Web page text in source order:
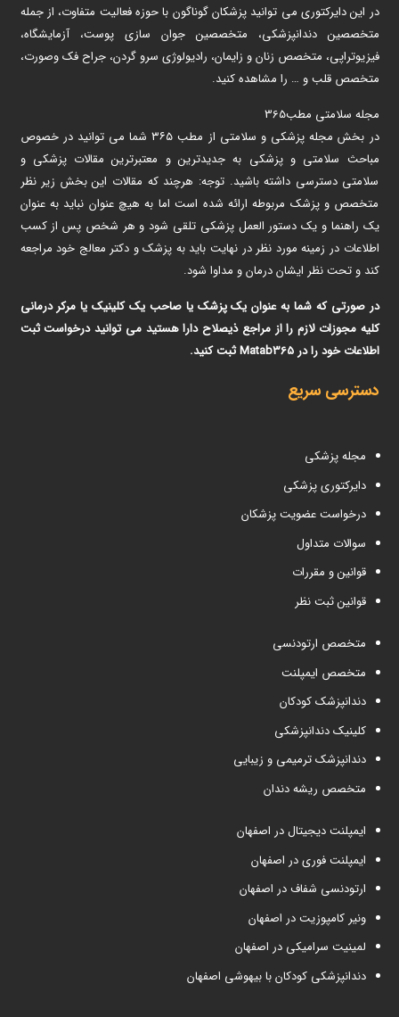
در این دایرکتوری می توانید پزشکان گوناگون با حوزه فعالیت متفاوت، از جمله
متخصصین دندانپزشکی، متخصصین جوان سازی پوست، آزمایشگاه،
فیزیوتراپی، متخصص زنان و زایمان، رادیولوژی سرو گردن، جراح فک وصورت،
متخصص قلب و … را مشاهده کنید.
مجله سلامتی مطب365
در بخش مجله پزشکی و سلامتی از مطب ۳۶۵ شما می توانید در خصوص
مباحث سلامتی و پزشکی به جدیدترین و معتبرترین مقالات پزشکی و
سلامتی دسترسی داشته باشید. توجه: هرچند که مقالات این بخش زیر نظر
متخصص و پزشک مربوطه ارائه شده است اما به هیچ عنوان نباید به عنوان
یک راهنما و یک دستور العمل پزشکی تلقی شود و هر شخص پس از کسب
اطلاعات در زمینه مورد نظر در نهایت باید به پزشک و دکتر معالج خود مراجعه
کند و تحت نظر ایشان درمان و مداوا شود.
در صورتی که شما به عنوان یک پزشک یا صاحب یک کلینیک یا مرکر درمانی
کلیه مجوزات لازم را از مراجع ذیصلاح دارا هستید می توانید درخواست ثبت
اطلاعات خود را در Matab365 ثبت کنید.
دسترسی سریع
مجله پزشکی
دایرکتوری پزشکی
درخواست عضویت پزشکان
سوالات متداول
قوانین و مقررات
قوانین ثبت نظر
متخصص ارتودنسی
متخصص ایمپلنت
دندانپزشک کودکان
کلینیک دندانپزشکی
دندانپزشک ترمیمی و زیبایی
متخصص ریشه دندان
ایمپلنت دیجیتال در اصفهان
ایمپلنت فوری در اصفهان
ارتودنسی شفاف در اصفهان
ونیر کامپوزیت در اصفهان
لمینیت سرامیکی در اصفهان
دندانپزشکی کودکان با بیهوشی اصفهان